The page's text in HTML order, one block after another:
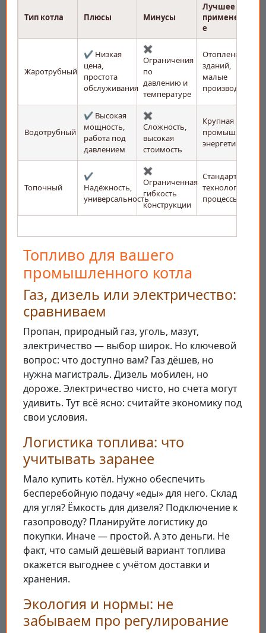
Тип котла Плюсы Минусы
Лучшее
применени
е
Жаротрубный
✔️ Низкая
цена,
простота
обслуживания
✖️
Ограничения
по
давлению и
температуре
Отопление
зданий,
малые
производства
Водотрубный
✔️ Высокая
мощность,
работа под
давлением
✖️
Сложность,
высокая
стоимость
Крупная
энергетика
Топочный
✔️
Надёжность,
универсальность
✖️
Ограниченная
гибкость
конструкции
Стандартные
процессы
Топливо для вашего
промышленного котла
Газ, дизель или электричество:
сравниваем
Пропан, природный газ, уголь, мазут,
электричество — выбор широк. Но ключевой
вопрос: что доступно вам? Газ дёшев, но
нужна магистраль. Дизель мобилен, но
дороже. Электричество чисто, но счета могут
удивить. Тут всё ясно: считайте экономику под
свои условия.
Логистика топлива: что
учитывать заранее
Мало купить котёл. Нужно обеспечить
бесперебойную подачу «еды» для него. Склад
для угля? Ёмкость для дизеля? Подключение к
газопроводу? Планируйте логистику до
покупки. Иначе — простой. А это деньги. Не
факт, что самый дешёвый вариант топлива
окажется выгоднее с учётом доставки и
хранения.
Экология и нормы: не
забываем про регулирование